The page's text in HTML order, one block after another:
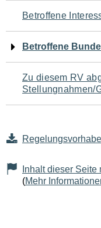
Seiteninhalt
Betroffene
Betroffene
Zu diesem RV
Stellungnahmen/
Inhalt dieser Seite
(Mehr